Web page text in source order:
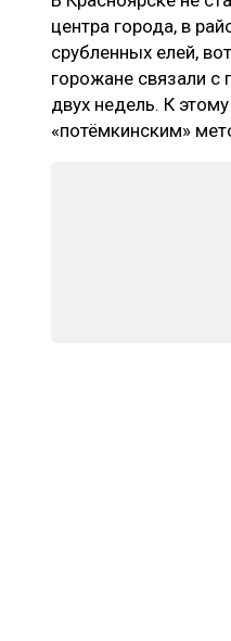
ЛОГИСТИКА
ПРОИЗВОДСТВО
ЦБП
центра города, в
срубленных елей,
горожане связали с
двух недель. К
«потёмкинским»